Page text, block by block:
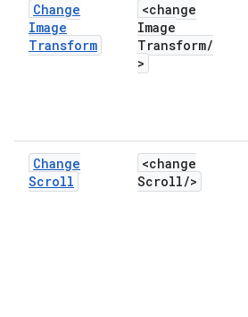
Change
Image
Transform
<change
Image
Transform/
>
Change
Scroll
<change
Scroll/>